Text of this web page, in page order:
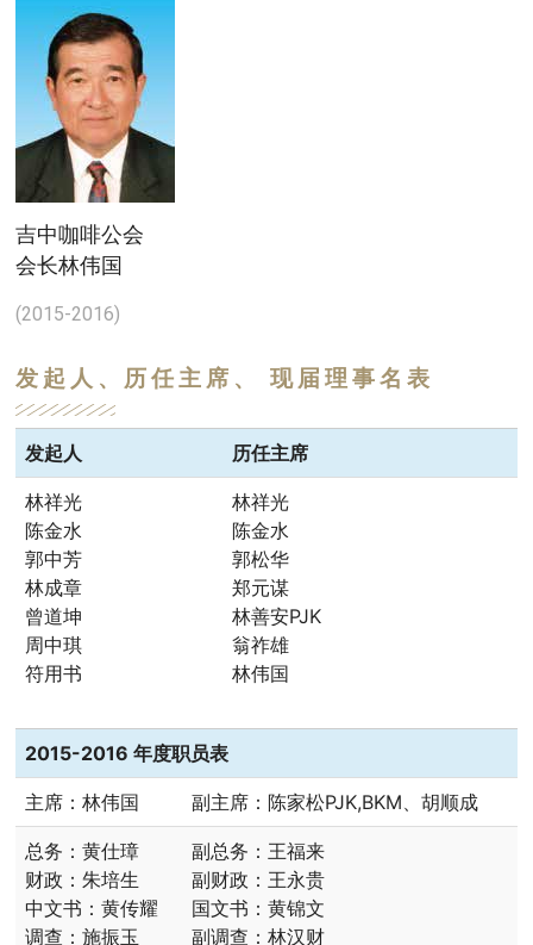
吉中咖啡公会
会长林伟国
(2015-2016)
发起人、历任主席、 现届理事名表
发起人 历任主席
林祥光
陈金水
郭中芳
林成章
曾道坤
周中琪
符用书
林祥光
陈金水
郭松华
郑元谋
林善安PJK
翁祚雄
林伟国
2015-2016 年度职员表
主席：林伟国 副主席：陈家松PJK,BKM、胡顺成
总务：黄仕璋
财政：朱培生
中文书：黄传耀
调查：施振玉
副总务：王福来
副财政：王永贵
国文书：黄锦文
副调查：林汉财